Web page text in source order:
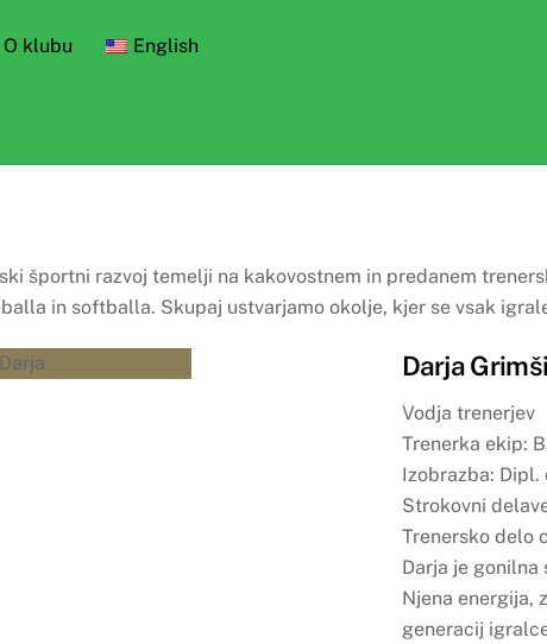
O klubu English
športni razvoj temelji na kakovostnem in predanem
in softballa. Skupaj ustvarjamo okolje, kjer se vsak
Darja
Vodja trenerjev
Trenerka ekip:
Izobrazba: Dipl.
Strokovni
Trenersko delo
Darja je
Njena energija,
generacij